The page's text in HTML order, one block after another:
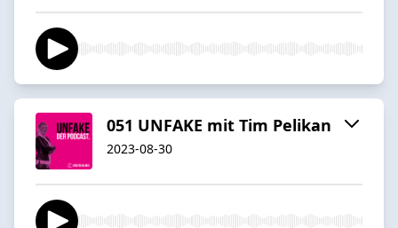
051 UNFAKE mit Tim Pelikan
2023-08-30